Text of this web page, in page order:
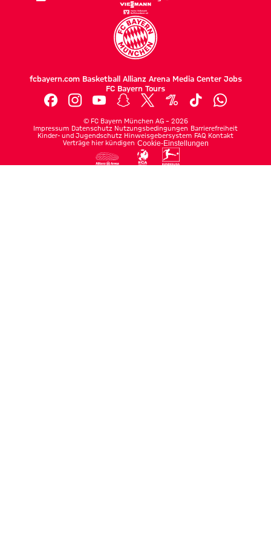
fcbayern.com Basketball Allianz Arena Media Center Jobs
FC Bayern Tours
© FC Bayern München AG – 2026
Impressum Datenschutz Nutzungsbedingungen Barrierefreiheit
Kinder- und Jugendschutz Hinweisgebersystem FAQ Kontakt
Verträge hier kündigen Cookie-Einstellungen